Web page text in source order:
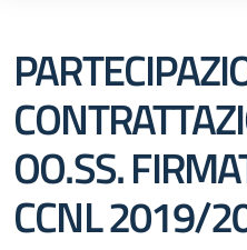
OO.SS.
CCNL 2019/